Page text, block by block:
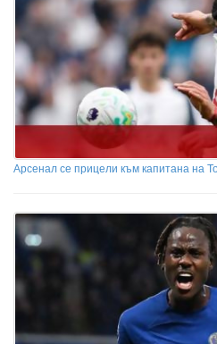
Арсенал се прицели към капитана на